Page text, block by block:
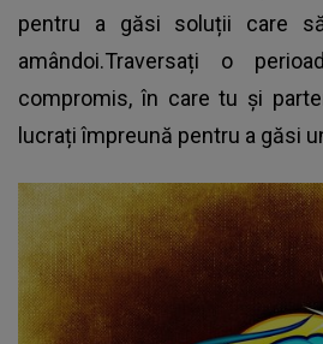
pentru a găsi soluții care
amândoi.Traversați o
compromis, în care tu și
lucrați împreună pentru a găsi